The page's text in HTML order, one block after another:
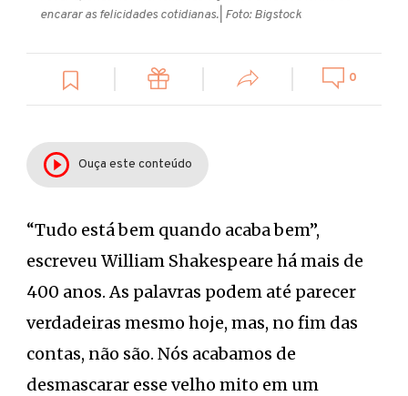
encarar as felicidades cotidianas.| Foto: Bigstock
0
Ouça este conteúdo
“Tudo está bem quando acaba bem”,
escreveu William Shakespeare há mais de
400 anos. As palavras podem até parecer
verdadeiras mesmo hoje, mas, no fim das
contas, não são. Nós acabamos de
desmascarar esse velho mito em um